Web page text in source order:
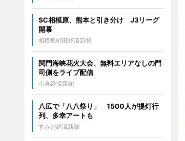
SC相模原、熊本と引き分け J3リーグ
開幕
相模原町田経済新聞
関門海峡花火大会、無料エリアなしの門
司側をライブ配信
小倉経済新聞
八広で「八八祭り」 1500人が提灯行
列、多幸アートも
すみだ経済新聞